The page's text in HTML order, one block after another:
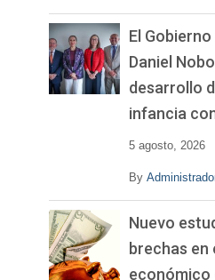
El
Daniel
desarrollo
infancia
5 agosto, 2026
By
Nuevo
brechas en
económico